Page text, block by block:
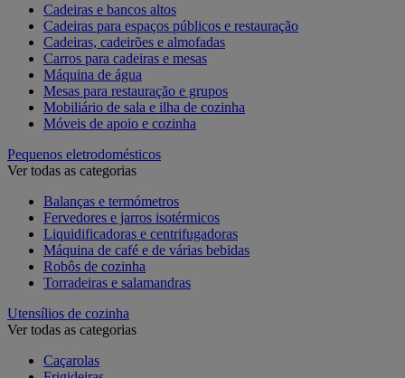
Cadeiras e bancos altos
Cadeiras para espaços públicos e restauração
Cadeiras, cadeirões e almofadas
Carros para cadeiras e mesas
Máquina de água
Mesas para restauração e grupos
Mobiliário de sala e ilha de cozinha
Móveis de apoio e cozinha
Pequenos eletrodomésticos
Ver todas as categorias
Balanças e termómetros
Fervedores e jarros isotérmicos
Liquidificadoras e centrifugadoras
Máquina de café e de várias bebidas
Robôs de cozinha
Torradeiras e salamandras
Utensílios de cozinha
Ver todas as categorias
Caçarolas